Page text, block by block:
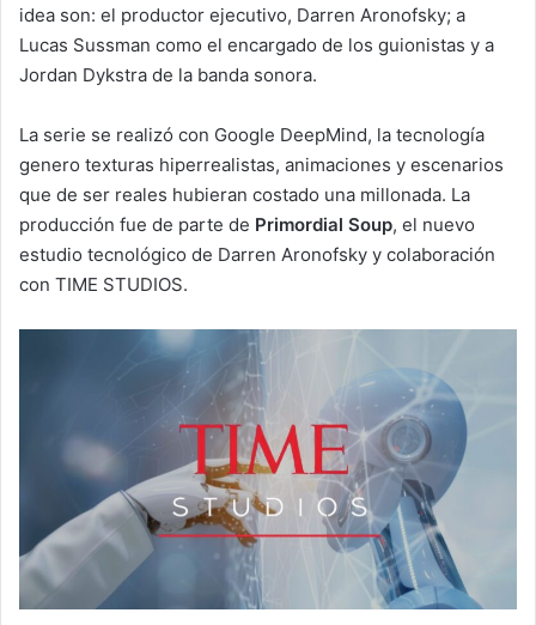
idea son: el productor ejecutivo, Darren Aronofsky; a
Lucas Sussman como el encargado de los guionistas y a
Jordan Dykstra de la banda sonora.
La serie se realizó con Google DeepMind, la tecnología
genero texturas hiperrealistas, animaciones y escenarios
que de ser reales hubieran costado una millonada. La
producción fue de parte de Primordial Soup, el nuevo
estudio tecnológico de Darren Aronofsky y colaboración
con TIME STUDIOS.